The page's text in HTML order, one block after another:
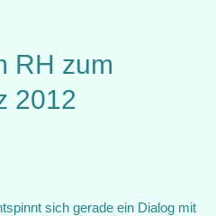
RH zum
2012
sich gerade ein Dialog mit